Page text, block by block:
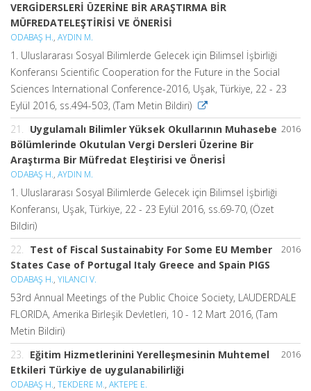
VERGİDERSLERİ ÜZERİNE BİR ARAŞTIRMA BİR
MÜFREDATELEŞTİRİSİ VE ÖNERİSİ
ODABAŞ H., AYDIN M.
1. Uluslararası Sosyal Bilimlerde Gelecek için Bilimsel İşbirliği
Konferansı Scientific Cooperation for the Future in the Social
Sciences International Conference-2016, Uşak, Türkiye, 22 - 23
Eylül 2016, ss.494-503, (Tam Metin Bildiri)
2016
21. Uygulamalı Bilimler Yüksek Okullarının Muhasebe
Bölümlerinde Okutulan Vergi Dersleri Üzerine Bir
Araştırma Bir Müfredat Eleştirisi ve Önerisİ
ODABAŞ H., AYDIN M.
1. Uluslararası Sosyal Bilimlerde Gelecek için Bilimsel İşbirliği
Konferansı, Uşak, Türkiye, 22 - 23 Eylül 2016, ss.69-70, (Özet
Bildiri)
2016
22. Test of Fiscal Sustainabity For Some EU Member
States Case of Portugal Italy Greece and Spain PIGS
ODABAŞ H., YILANCI V.
53rd Annual Meetings of the Public Choice Society, LAUDERDALE
FLORIDA, Amerika Birleşik Devletleri, 10 - 12 Mart 2016, (Tam
Metin Bildiri)
2016
23. Eğitim Hizmetlerinini Yerelleşmesinin Muhtemel
Etkileri Türkiye de uygulanabilirliği
ODABAŞ H., TEKDERE M., AKTEPE E.